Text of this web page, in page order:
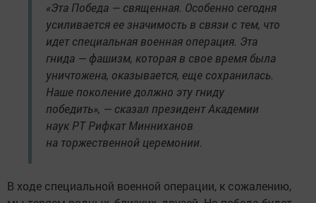
«Эта Победа — священная. Особенно сегодня
усиливается ее значимость в связи с тем, что
идет специальная военная операция. Эта
гнида — фашизм, которая в свое время была
уничтожена, оказывается, еще сохранилась.
Наше поколение должно эту гниду
победить», — сказал президент Академии
наук РТ Рифкат Минниханов
на торжественной церемонии.
В ходе специальной военной операции, к сожалению,